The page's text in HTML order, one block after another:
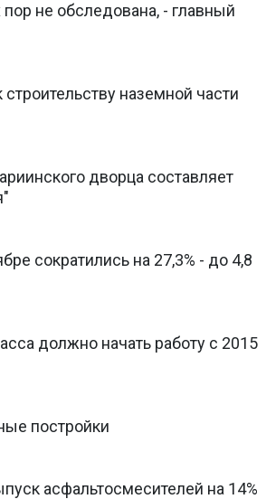
не обследована, - главный
наземной части
дворца составляет
сократились на 27,3% - до 4,8
должно начать работу с 2015
постройки
асфальтосмесителей на 14%